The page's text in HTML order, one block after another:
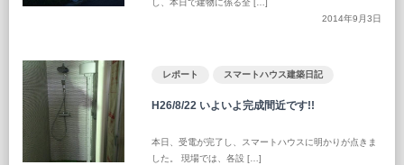
し、本日で建物に係る全 […]
2014年9月3日
レポート スマートハウス建築日記
H26/8/22 いよいよ完成間近です!!
本日、受電が完了し、スマートハウスに明かりが点きま
した。 現場では、各設 […]